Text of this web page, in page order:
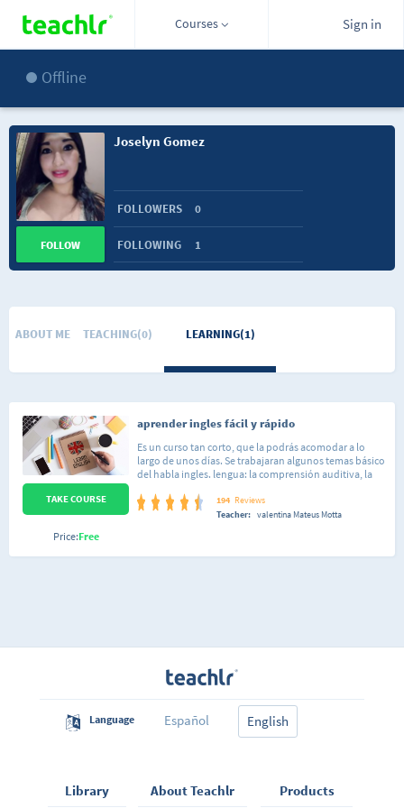
Courses Sign in
Offline
Joselyn Gomez
FOLLOWERS 0
FOLLOWING 1
FOLLOW
ABOUT ME TEACHING(0) LEARNING(1)
aprender ingles fácil y rápido
Es un curso tan corto, que la podrás acomodar a lo
largo de unos días. Se trabajaran algunos temas básico
del habla ingles. lengua: la comprensión auditiva, la
participación activa del alumno. curso de trabajo: no?
presenciales. el alumno llega a ser capaz de
194 Reviews
Teacher: valentina Mateus Motta
TAKE COURSE
Price:Free
Language Español English
Library About Teachlr Products